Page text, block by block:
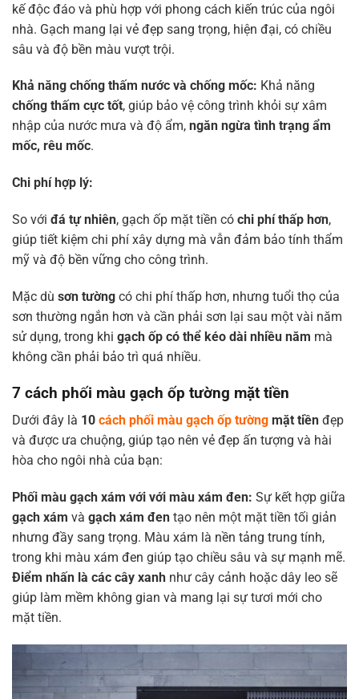
kế độc đáo và phù hợp với phong cách kiến trúc của ngôi
nhà. Gạch mang lại vẻ đẹp sang trọng, hiện đại, có chiều
sâu và độ bền màu vượt trội.
Khả năng chống thấm nước và chống mốc: Khả năng
chống thấm cực tốt, giúp bảo vệ công trình khỏi sự xâm
nhập của nước mưa và độ ẩm, ngăn ngừa tình trạng ẩm
mốc, rêu mốc.
Chi phí hợp lý:
So với đá tự nhiên, gạch ốp mặt tiền có chi phí thấp hơn,
giúp tiết kiệm chi phí xây dựng mà vẫn đảm bảo tính thẩm
mỹ và độ bền vững cho công trình.
Mặc dù sơn tường có chi phí thấp hơn, nhưng tuổi thọ của
sơn thường ngắn hơn và cần phải sơn lại sau một vài năm
sử dụng, trong khi gạch ốp có thể kéo dài nhiều năm mà
không cần phải bảo trì quá nhiều.
7 cách phối màu gạch ốp tường mặt tiền
Dưới đây là 10 cách phối màu gạch ốp tường mặt tiền đẹp
và được ưa chuộng, giúp tạo nên vẻ đẹp ấn tượng và hài
hòa cho ngôi nhà của bạn:
Phối màu gạch xám với với màu xám đen: Sự kết hợp giữa
gạch xám và gạch xám đen tạo nên một mặt tiền tối giản
nhưng đầy sang trọng. Màu xám là nền tảng trung tính,
trong khi màu xám đen giúp tạo chiều sâu và sự mạnh mẽ.
Điểm nhấn là các cây xanh như cây cảnh hoặc dây leo sẽ
giúp làm mềm không gian và mang lại sự tươi mới cho
mặt tiền.